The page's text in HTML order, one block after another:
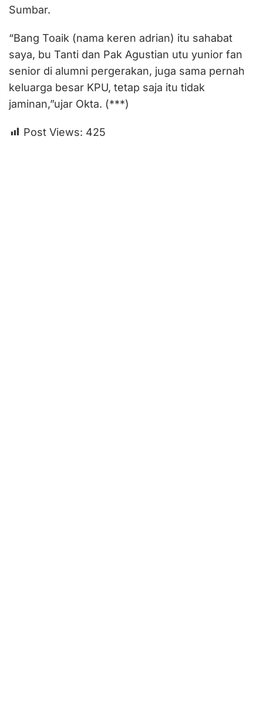
Sumbar.
“Bang Toaik (nama keren adrian) itu sahabat
saya, bu Tanti dan Pak Agustian utu yunior fan
senior di alumni pergerakan, juga sama pernah
keluarga besar KPU, tetap saja itu tidak
jaminan,”ujar Okta. (***)
Post Views: 425